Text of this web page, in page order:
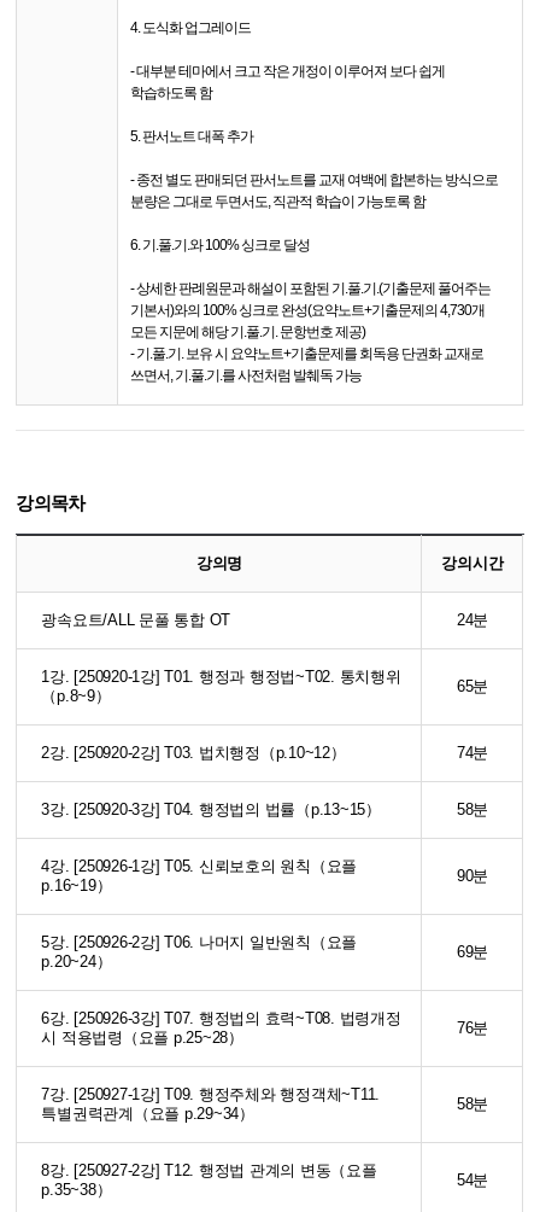
4. 도식화 업그레이드
- 대부분 테마에서 크고 작은 개정이 이루어져 보다 쉽게
학습하도록 함
5. 판서노트 대폭 추가
- 종전 별도 판매되던 판서노트를 교재 여백에 합본하는 방식으로
분량은 그대로 두면서도, 직관적 학습이 가능토록 함
6. 기.풀.기.와 100% 싱크로 달성
- 상세한 판례원문과 해설이 포함된 기.풀.기.(기출문제 풀어주는
기본서)와의 100% 싱크로 완성(요약노트+기출문제의 4,730개
모든 지문에 해당 기.풀.기. 문항번호 제공)
- 기.풀.기. 보유 시 요약노트+기출문제를 회독용 단권화 교재로
쓰면서, 기.풀.기.를 사전처럼 발췌독 가능
강의목차
강의명 강의시간
광속요트/ALL 문풀 통합 OT 24분
1강. [250920-1강] T01. 행정과 행정법~T02. 통치행위
（p.8~9）
65분
2강. [250920-2강] T03. 법치행정（p.10~12） 74분
3강. [250920-3강] T04. 행정법의 법률（p.13~15） 58분
4강. [250926-1강] T05. 신뢰보호의 원칙（요플
p.16~19）
90분
5강. [250926-2강] T06. 나머지 일반원칙（요플
p.20~24）
69분
6강. [250926-3강] T07. 행정법의 효력~T08. 법령개정
시 적용법령（요플 p.25~28）
76분
7강. [250927-1강] T09. 행정주체와 행정객체~T11.
특별권력관계（요플 p.29~34）
58분
8강. [250927-2강] T12. 행정법 관계의 변동（요플
p.35~38）
54분